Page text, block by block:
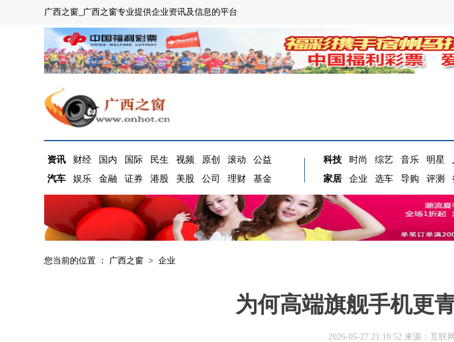
广西之窗_广西之窗专业提供企业资讯及信息的平台
资讯 财经 国内 国际 民生 视频 原创 滚动
公益
汽车
娱乐 金融 证券 港股 美股 公司 理财 基金
科技 时尚 综艺 音乐 明星
家居
企业 选车 导购 评测
您当前的位置 ： 广西之窗 > 企业
为何高端旗舰手机更
2026-05-27 21:18:52 来源：互联网